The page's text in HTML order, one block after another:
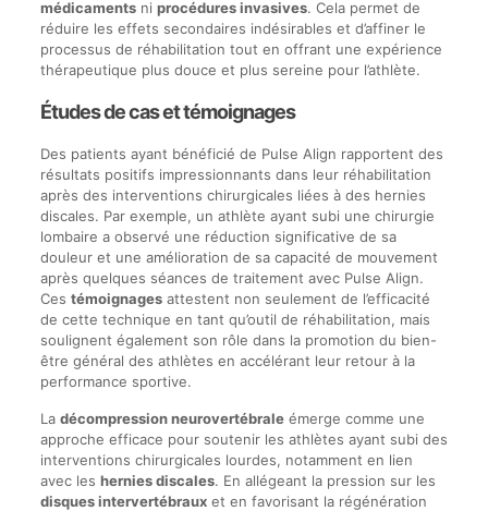
médicamentsni procédures invasives. Cela permet de
réduire les effets secondaires indésirables et d’affiner le
processus de réhabilitation tout en offrant une expérience
thérapeutique plus douce et plus sereine pour l’athlète.
Études de cas et témoignages
Des patients ayant bénéficié de Pulse Align rapportent des
résultats positifs impressionnants dans leur réhabilitation
après des interventions chirurgicales liées à des hernies
discales. Par exemple, un athlète ayant subi une chirurgie
lombaire a observé une réduction significative de sa
douleur et une amélioration de sa capacité de mouvement
après quelques séances de traitement avec Pulse Align.
Ces témoignagesattestent non seulement de l’efficacité
de cette technique en tant qu’outil de réhabilitation, mais
soulignent également son rôle dans la promotion du bien-
être général des athlètes en accélérant leur retour à la
performance sportive.
La décompression neurovertébraleémerge comme une
approche efficace pour soutenir les athlètes ayant subi des
interventions chirurgicales lourdes, notamment en lien
avec les hernies discales. En allégeant la pression sur les
disques intervertébrauxet en favorisant la régénération